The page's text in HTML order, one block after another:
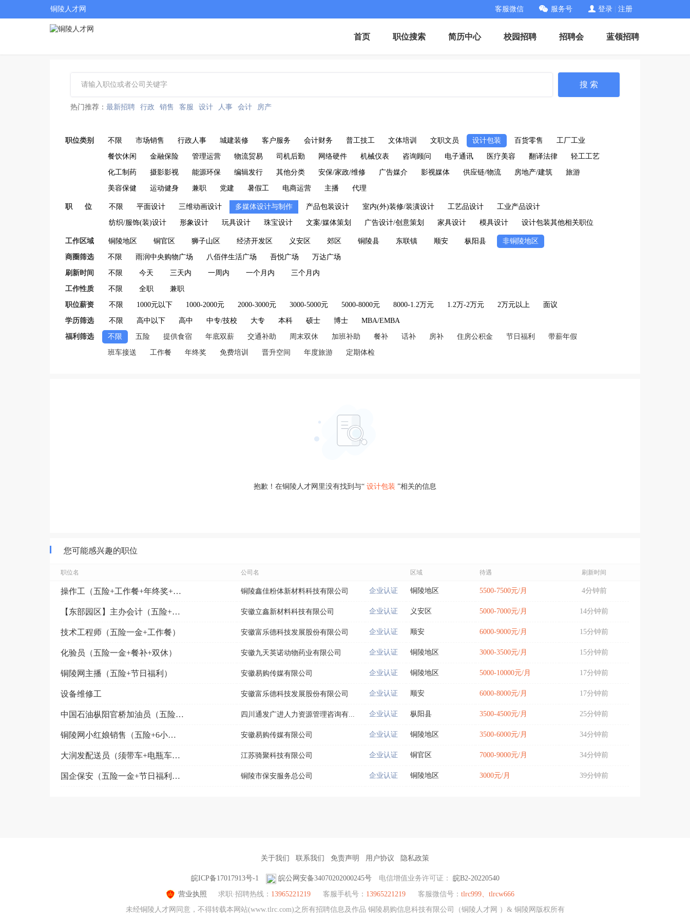
铜陵人才网 客服微信 服务号 登录 注册
首页 职位搜索 简历中心 校园招聘 招聘会 蓝领招聘
搜 索
热门推荐： 最新招聘 行政 销售 客服 设计 人事 会计 房产
职位类别 不限 市场销售 行政人事 城建装修 客户服务 会计财务 普工技工 文体培训 文职文员 设计包装 百货零售 工厂工业
餐饮休闲 金融保险 管理运营 物流贸易 司机后勤 网络硬件 机械仪表 咨询顾问 电子通讯 医疗美容 翻译法律 轻工工艺
化工制药 摄影影视 能源环保 编辑发行 其他分类 安保/家政/维修 广告媒介 影视媒体 供应链/物流 房地产/建筑 旅游
美容保健 运动健身 兼职 党建 暑假工 电商运营 主播 代理
职 位 不限 平面设计 三维动画设计 多媒体设计与制作 产品包装设计 室内(外)装修/装潢设计 工艺品设计 工业产品设计
纺织/服饰(装)设计 形象设计 玩具设计 珠宝设计 文案/媒体策划 广告设计/创意策划 家具设计 模具设计 设计包装其他相关职位
工作区域 铜陵地区 铜官区 狮子山区 经济开发区 义安区 郊区 铜陵县 东联镇 顺安 枞阳县 非铜陵地区
商圈筛选 不限 雨润中央购物广场 八佰伴生活广场 吾悦广场 万达广场
刷新时间 不限 今天 三天内 一周内 一个月内 三个月内
工作性质 不限 全职 兼职
职位薪资 不限 1000元以下 1000-2000元 2000-3000元 3000-5000元 5000-8000元 8000-1.2万元 1.2万-2万元 2万元以上 面议
学历筛选 不限 高中以下 高中 中专/技校 大专 本科 硕士 博士 MBA/EMBA
福利筛选 不限 五险 提供食宿 年底双薪 交通补助 周末双休 加班补助 餐补 话补 房补 住房公积金 节日福利 带薪年假
班车接送 工作餐 年终奖 免费培训 晋升空间 年度旅游 定期体检
抱歉！在铜陵人才网里没有找到与“ 设计包装 ”相关的信息
您可能感兴趣的职位
职位名 公司名 区域 待遇 刷新时间
操作工（五险+工作餐+年终奖+8小时） 铜陵鑫佳粉体新材料科技有限公司 企业认证 铜陵地区 5500-7500元/月 4分钟前
【东部园区】主办会计（五险+早八晚五+工作餐） 安徽立鑫新材料科技有限公司 企业认证 义安区 5000-7000元/月 14分钟前
技术工程师（五险一金+工作餐） 安徽富乐德科技发展股份有限公司 企业认证 顺安 6000-9000元/月 15分钟前
化验员（五险一金+餐补+双休） 安徽九天英诺动物药业有限公司 企业认证 铜陵地区 3000-3500元/月 15分钟前
铜陵网主播（五险+节日福利） 安徽易购传媒有限公司 企业认证 铜陵地区 5000-10000元/月 17分钟前
设备维修工 安徽富乐德科技发展股份有限公司 企业认证 顺安 6000-8000元/月 17分钟前
中国石油枞阳官桥加油员（五险+节日福利+官桥附近） 四川通发广进人力资源管理咨询有... 企业认证 枞阳县 3500-4500元/月 25分钟前
铜陵网小红娘销售（五险+6小时工作制） 安徽易购传媒有限公司 企业认证 铜陵地区 3500-6000元/月 34分钟前
大润发配送员（须带车+电瓶车补贴） 江苏骑聚科技有限公司 企业认证 铜官区 7000-9000元/月 34分钟前
国企保安（五险一金+节日福利+免费培训） 铜陵市保安服务总公司 企业认证 铜陵地区 3000元/月 39分钟前
关于我们 联系我们 免责声明 用户协议 隐私政策
皖ICP备17017913号-1 皖公网安备34070202000245号 电信增值业务许可证： 皖B2-20220540
营业执照 求职·招聘热线： 13965221219 客服手机号： 13965221219 客服微信号： tlrc999、tlrcw666
未经铜陵人才网同意，不得转载本网站(www.tlrc.com)之所有招聘信息及作品 铜陵易购信息科技有限公司（铜陵人才网 ）& 铜陵网版权所有